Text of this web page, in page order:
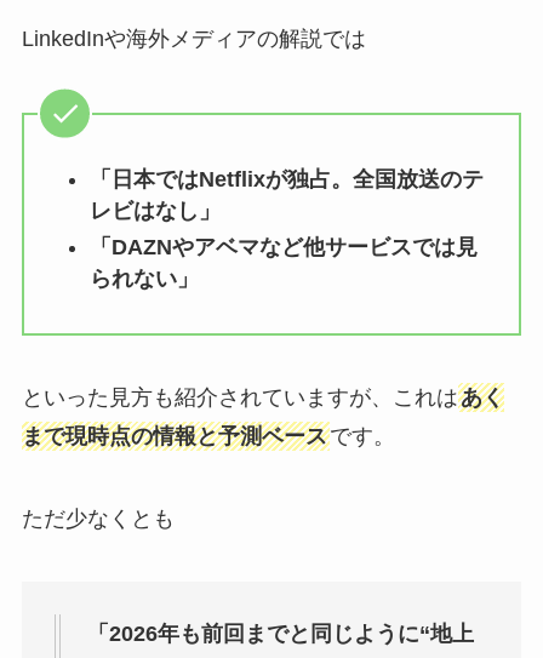
LinkedInや海外メディアの解説では
「日本ではNetflixが独占。全国放送のテ
レビはなし」
「DAZNやアベマなど他サービスでは見
られない」
といった見方も紹介されていますが、これはあく
まで現時点の情報と予測ベースです。
ただ少なくとも
「2026年も前回までと同じように“地上